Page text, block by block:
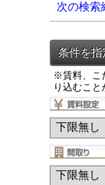
次の検索
※賃料、こ
り込むこと